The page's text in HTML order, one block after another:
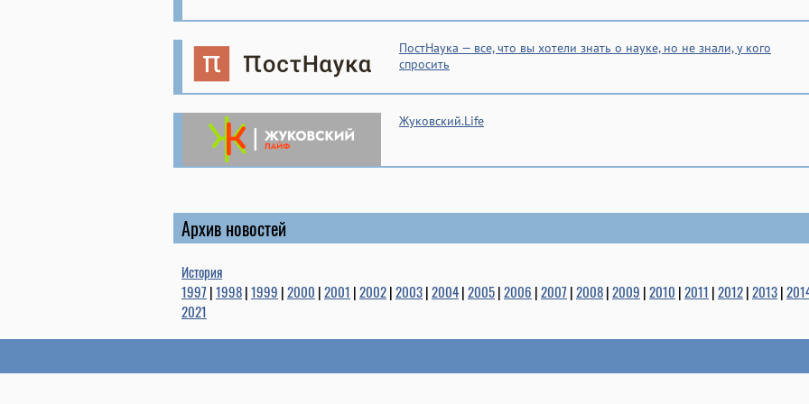
ПостНаука — все, что вы хотели знать о науке, но не знали, у кого
спросить
Жуковский.Life
Архив новостей
История
1997|1998|1999 |2000 |2001 |2002|2003|2004|2005|2006 |2007|2008|2009 |2010 |2011 |2012|2013|
2021